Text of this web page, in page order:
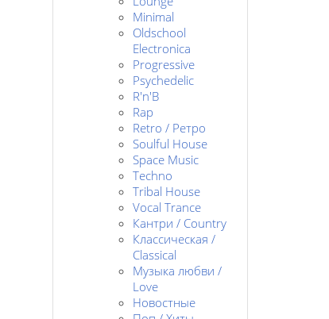
Minimal
Oldschool
Electronica
Progressive
Psychedelic
R'n'B
Rap
Retro / Ретро
Soulful House
Space Music
Techno
Tribal House
Vocal Trance
Кантри / Country
Классическая /
Classical
Музыка любви /
Love
Новостные